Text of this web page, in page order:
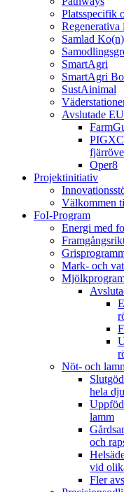
Platsspecifik
Samlad
SmartAgri
SmartAgri
SustAinimal
Avslutade
Oper8
Projektinitiativ
Välkommen
FoI-Program
Energi med
Mark- och
Nöt- och
hela
lamm
och
vid
Fler